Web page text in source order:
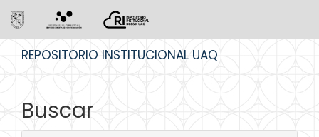
REPOSITORIO INSTITUCIONAL UAQ
Buscar